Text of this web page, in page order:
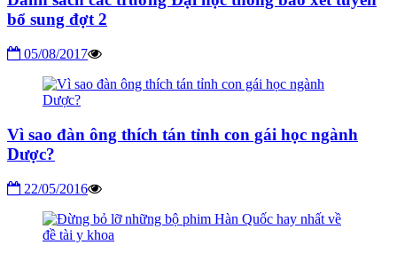
bổ sung đợt 2
05/08/2017
Vì sao đàn ông thích tán tỉnh con gái học ngành
Dược?
22/05/2016